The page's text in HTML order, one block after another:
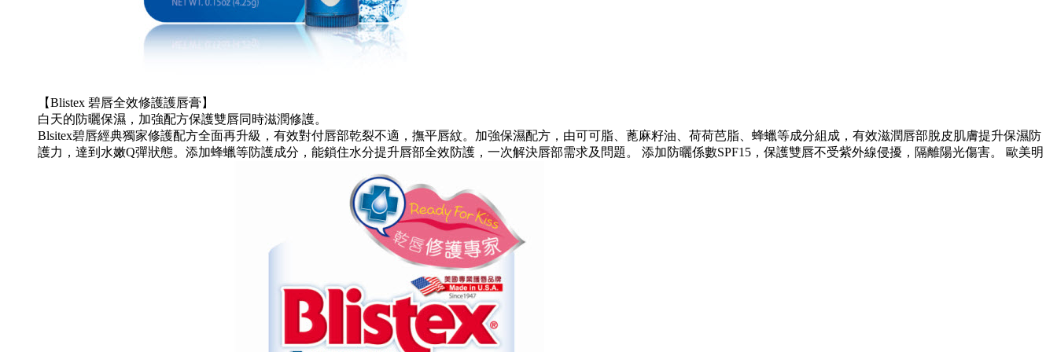
【Blistex 碧唇全效修護護唇膏】
白天的防曬保濕，加強配方保護雙唇同時滋潤修護。
Blsitex碧唇經典獨家修護配方全面再升級，有效對付唇部乾裂不適，撫平唇紋。加強保濕配方，由可可脂、蓖麻籽油、荷荷芭脂、蜂蠟等成分組成，有效滋潤唇部脫皮肌膚提升保濕防
護力，達到水嫩Q彈狀態。添加蜂蠟等防護成分，能鎖住水分提升唇部全效防護，一次解決唇部需求及問題。 添加防曬係數SPF15，保護雙唇不受紫外線侵擾，隔離陽光傷害。 歐美明